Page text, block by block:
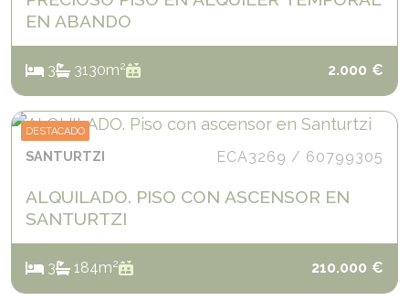
EN ABANDO
3 3130m2 2.000 €
DESTACADO
SANTURTZI ECA3269 / 60799305
ALQUILADO. PISO CON ASCENSOR EN
SANTURTZI
3 184m2 210.000 €